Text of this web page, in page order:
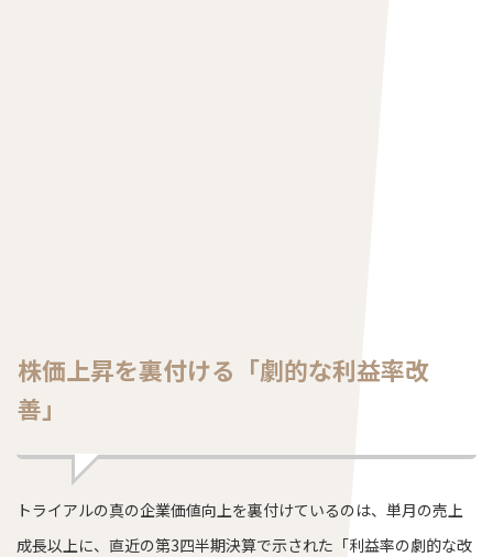
株価上昇を裏付ける「劇的な利益率改
善」
トライアルの真の企業価値向上を裏付けているのは、単月の売上
成長以上に、直近の第3四半期決算で示された「利益率の劇的な改